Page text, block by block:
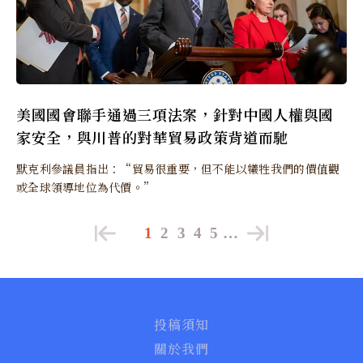
美國國會聯手通過三項法案，針對中國人權與國
家安全，與川普的對華貿易政策背道而馳
默克利參議員指出：“貿易很重要，但不能以犧牲我們的價值觀
或全球領導地位為代價。”
1 2 3 4 5 …
投稿須知
關於我們